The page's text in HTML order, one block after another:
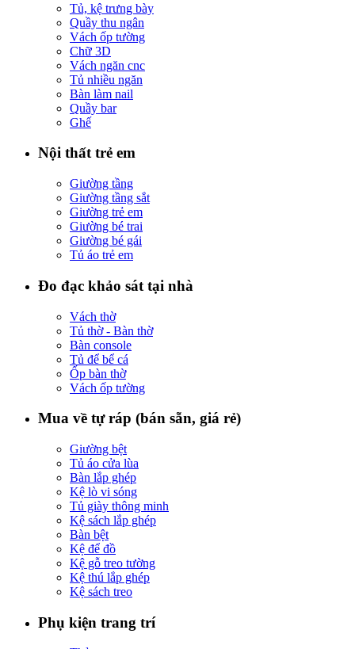
Tủ, kệ trưng bày
Quầy thu ngân
Vách ốp tường
Chữ 3D
Vách ngăn cnc
Tủ nhiều ngăn
Bàn làm nail
Quầy bar
Ghế
Nội thất trẻ em
Giường tầng
Giường tầng sắt
Giường trẻ em
Giường bé trai
Giường bé gái
Tủ áo trẻ em
Đo đạc khảo sát tại nhà
Vách thờ
Tủ thờ - Bàn thờ
Bàn console
Tủ để bể cá
Ốp bàn thờ
Vách ốp tường
Mua về tự ráp (bán sẵn, giá rẻ)
Giường bệt
Tủ áo cửa lùa
Bàn lắp ghép
Kệ lò vi sóng
Tủ giày thông minh
Kệ sách lắp ghép
Bàn bệt
Kệ để đồ
Kệ gỗ treo tường
Kệ thú lắp ghép
Kệ sách treo
Phụ kiện trang trí